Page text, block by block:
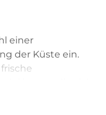
einer
der Küste ein.